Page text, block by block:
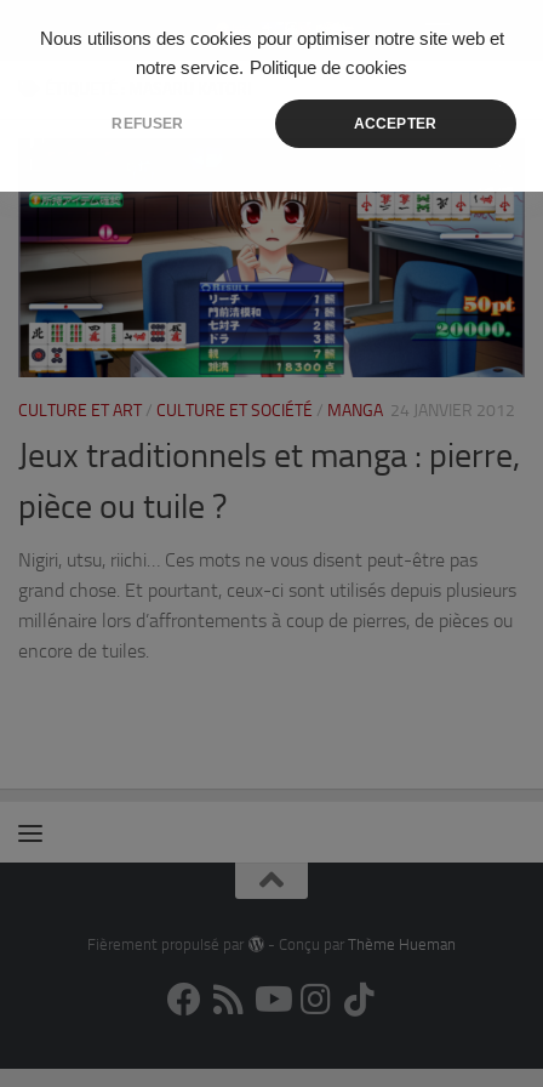
Nous utilisons des cookies pour optimiser notre site web et
notre service. Politique de cookies
REFUSER ACCEPTER
Skip to content
CULTURE ET ART / CULTURE ET SOCIÉTÉ / MANGA 24 JANVIER 2012
Jeux traditionnels et manga : pierre,
pièce ou tuile ?
Nigiri, utsu, riichi… Ces mots ne vous disent peut-être pas
grand chose. Et pourtant, ceux-ci sont utilisés depuis plusieurs
millénaire lors d’affrontements à coup de pierres, de pièces ou
encore de tuiles.
Fièrement propulsé par - Conçu par Thème Hueman